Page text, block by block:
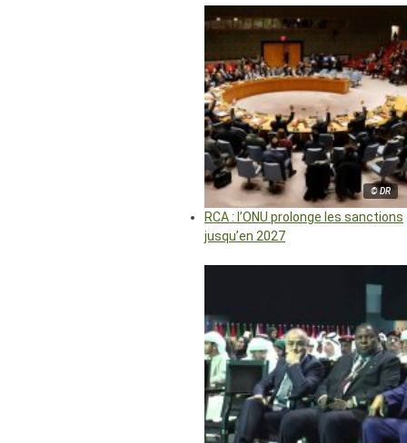
© DR
RCA : l’ONU prolonge les sanctions
jusqu’en 2027